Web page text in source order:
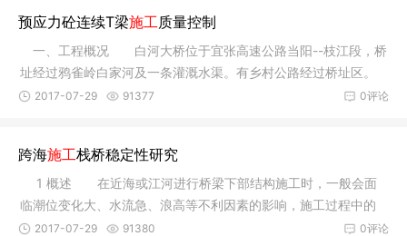
预应力砼连续T梁施工质量控制
一、工程概况 白河大桥位于宜张高速公路当阳--枝江段，桥
址经过鸦雀岭白家河及一条灌溉水渠。有乡村公路经过桥址区。
该桥梁
0评论
2017-07-29 91377
跨海施工栈桥稳定性研究
1 概述 在近海或江河进行桥梁下部结构施工时，一般会面
临潮位变化大、水流急、浪高等不利因素的影响，施工过程中的
水上运输
0评论
2017-07-29 91380